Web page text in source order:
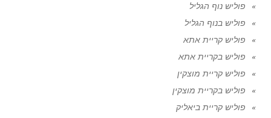
פוליש נוף הגליל
פוליש בנוף הגליל
פוליש קריית אתא
פוליש בקריית אתא
פוליש קריית מוצקין
פוליש בקריית מוצקין
פוליש קריית ביאליק